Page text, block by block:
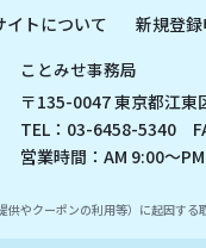
イトについて 新規登
ことみせ事務局
〒135-0047 東京都江東
TEL：03-6458-5340
営業時間：AM 9:00～
やクーポンの利用等）に起因す